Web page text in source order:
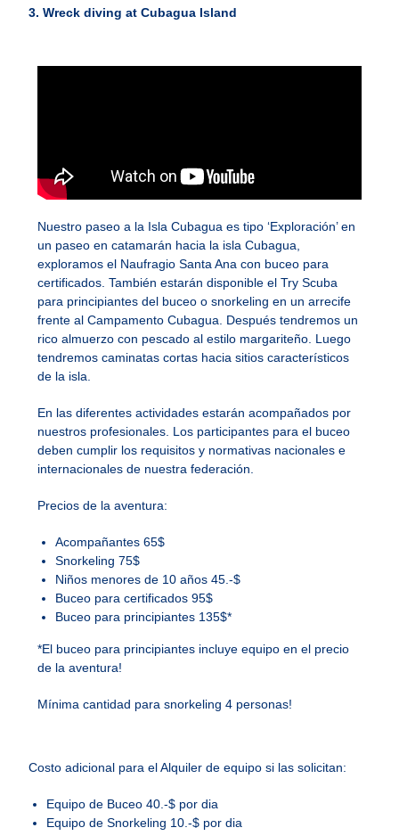
3. Wreck diving at Cubagua Island
Nuestro paseo a la Isla Cubagua es tipo ‘Exploración’ en
un paseo en catamarán hacia la isla Cubagua,
exploramos el Naufragio Santa Ana con buceo para
certificados. También estarán disponible el Try Scuba
para principiantes del buceo o snorkeling en un arrecife
frente al Campamento Cubagua. Después tendremos un
rico almuerzo con pescado al estilo margariteño. Luego
tendremos caminatas cortas hacia sitios característicos
de la isla.
En las diferentes actividades estarán acompañados por
nuestros profesionales. Los participantes para el buceo
deben cumplir los requisitos y normativas nacionales e
internacionales de nuestra federación.
Precios de la aventura:
Acompañantes 65$
Snorkeling 75$
Niños menores de 10 años 45.-$
Buceo para certificados 95$
Buceo para principiantes 135$*
*El buceo para principiantes incluye equipo en el precio
de la aventura!
Mínima cantidad para snorkeling 4 personas!
Costo adicional para el Alquiler de equipo si las solicitan:
Equipo de Buceo 40.-$ por dia
Equipo de Snorkeling 10.-$ por dia